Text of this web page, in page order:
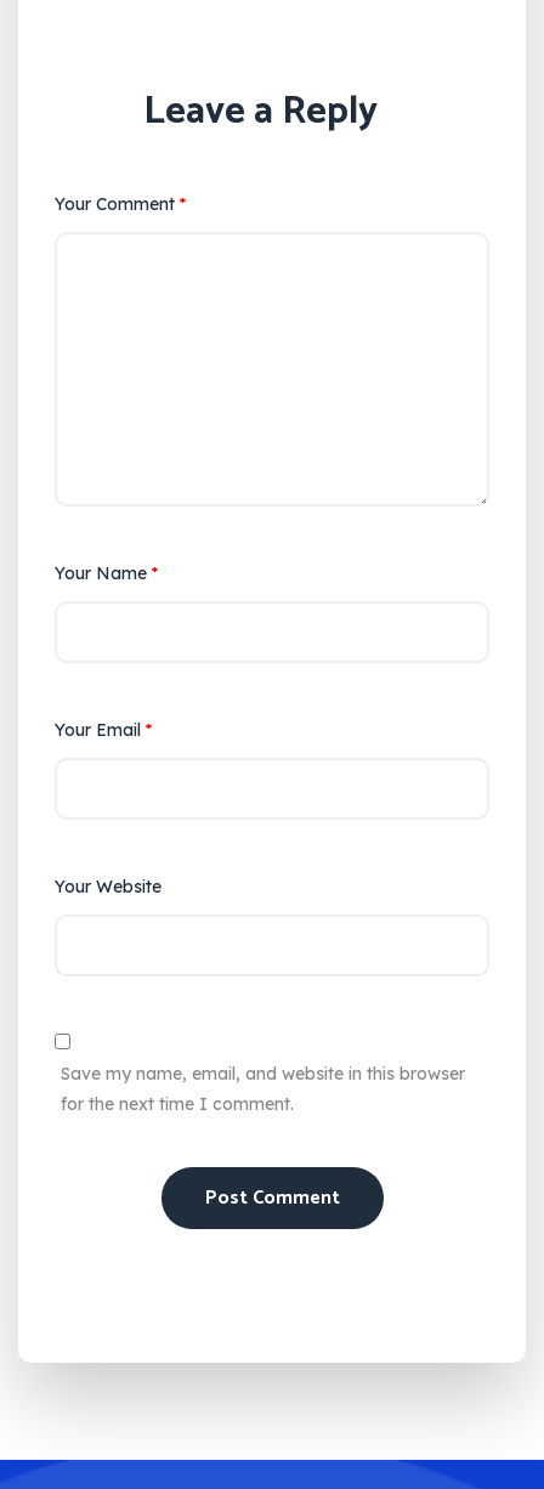
Leave a Reply
Your Comment *
Your Name *
Your Email *
Your Website
Save my name, email, and website in this browser
for the next time I comment.